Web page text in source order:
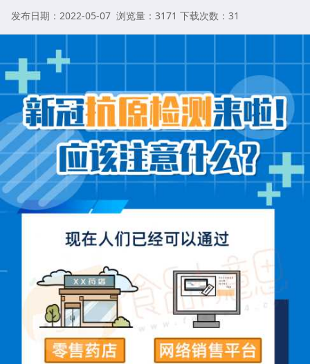
发布日期：2022-05-07 浏览量： 3171 下载次数：31